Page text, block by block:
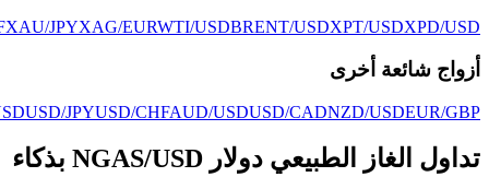
XAU/USDXAG/USDXAU/EURXAU/GBPXAU/AUDXAU/CHF
EUR/USDGBP/